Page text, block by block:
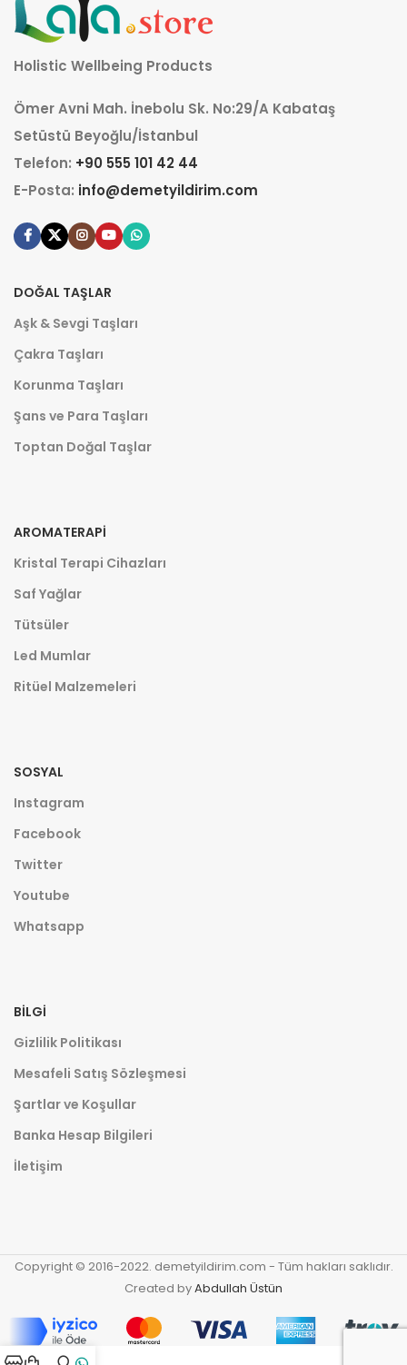
Holistic Wellbeing Products
Ömer Avni Mah. İnebolu Sk. No:29/A Kabataş
Setüstü Beyoğlu/İstanbul
Telefon: +90 555 101 42 44
E-Posta: info@demetyildirim.com
DOĞAL TAŞLAR
Aşk & Sevgi Taşları
Çakra Taşları
Korunma Taşları
Şans ve Para Taşları
Toptan Doğal Taşlar
AROMATERAPI
Kristal Terapi Cihazları
Saf Yağlar
Tütsüler
Led Mumlar
Ritüel Malzemeleri
SOSYAL
Instagram
Facebook
Twitter
Youtube
Whatsapp
BILGI
Gizlilik Politikası
Mesafeli Satış Sözleşmesi
Şartlar ve Koşullar
Banka Hesap Bilgileri
İletişim
Copyright © 2016-2022. demetyildirim.com - Tüm hakları saklıdır.
Created byAbdullah Üstün